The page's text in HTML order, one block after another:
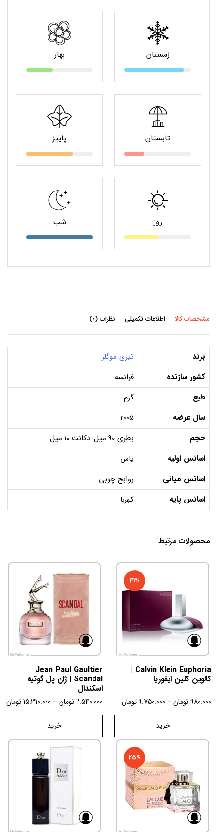
زمستان بهار
تابستان پاییز
روز شب
مشخصات کالا اطلاعات تکمیلی نظرات (0)
برند تیری موگلر
کشور سازنده فرانسه
طبع گرم
سال عرضه 2005
حجم بطری 90 میل, دکانت 10 میل
اسانس اولیه یاس
اسانس میانی روایح چوبی
اسانس پایه کهربا
محصولات مرتبط
41%
Calvin Klein Euphoria |
کالوین کلین ایفوریا
980.000تومان –
9.750.000تومان
خرید
Jean Paul Gaultier
Scandal | ژان پل گوتیه
اسکندال
2.540.000تومان –
15.310.000تومان
خرید
25%